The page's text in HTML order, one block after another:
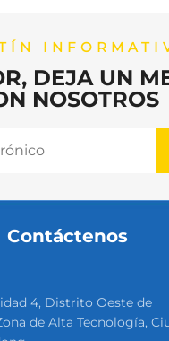
DEJA UN
NOSOTROS
Contáctenos
4, Distrito Oeste de
de Alta Tecnología,